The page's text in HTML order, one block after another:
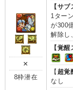
✕
8枠潜在
【サブ
1ター
が300
解除し
【覚醒
【 超覚
なし